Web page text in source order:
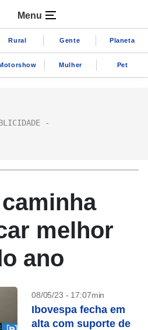
Menu
Rural Gente Planeta
Mulher Pet
melhor
ano
08/05/23 - 17:07min
Ibovespa fecha em
alta com suporte de